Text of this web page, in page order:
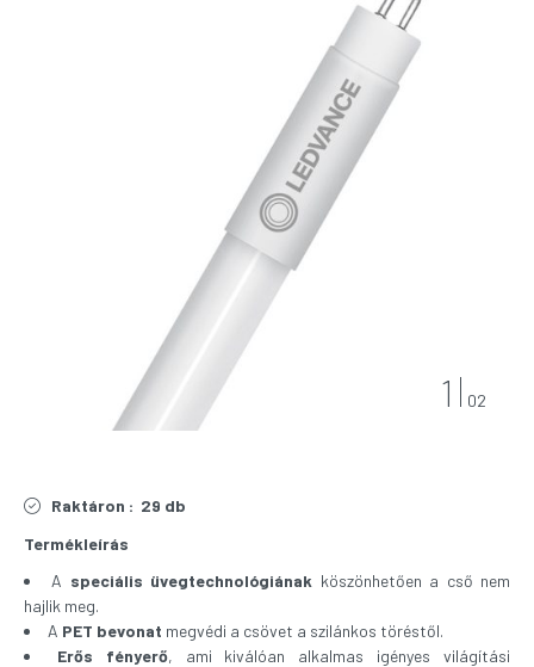
1 02
Raktáron : 29 db
Termékleírás
A speciális üvegtechnológiának köszönhetően a cső nem
hajlik meg.
A PET bevonat megvédi a csövet a szilánkos töréstől.
Erős fényerő, ami kiválóan alkalmas igényes világítási